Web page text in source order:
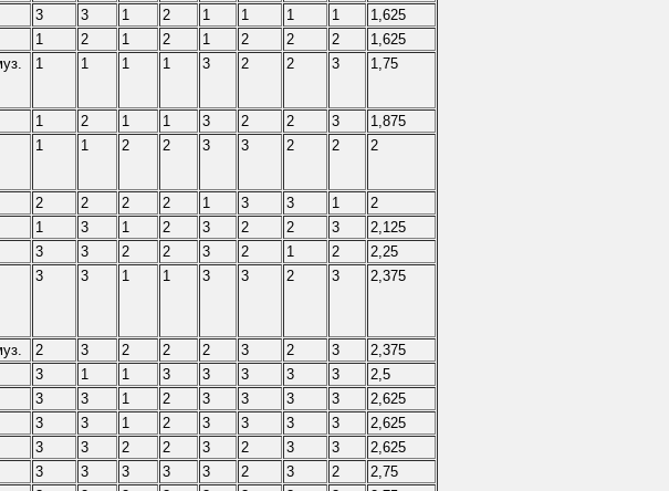
3 3 1 2 1 1 1 1
1,625
1 2 1 2 1 2 2 2
1,625
1 1 1 1 3 2 2 3 1,75
1 2 1 1 3 2 2 3
1,875
1 1 2 2 3 3 2 2 2
2 2 2 2 1 3 3 1
2
1 3 1 2 3 2 2 3
2,125
3 3 2 2 3 2 1 2
2,25
3 3 1 1 3 3 2 3 2,375
2 3 2 2 2 3 2 3
2,375
3 1 1 3 3 3 3 3
2,5
3 3 1 2 3 3 3 3
2,625
3 3 1 2 3 3 3 3
2,625
3 3 2 2 3 2 3 3
2,625
3 3 3 3 3 2 3 2
2,75